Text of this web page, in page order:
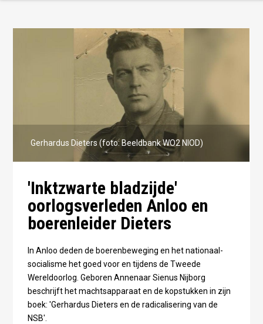
Gerhardus Dieters (foto: Beeldbank WO2 NIOD)
'Inktzwarte bladzijde'
oorlogsverleden Anloo en
boerenleider Dieters
In Anloo deden de boerenbeweging en het nationaal-
socialisme het goed voor en tijdens de Tweede
Wereldoorlog. Geboren Annenaar Sienus Nijborg
beschrijft het machtsapparaat en de kopstukken in zijn
boek: 'Gerhardus Dieters en de radicalisering van de
NSB'.